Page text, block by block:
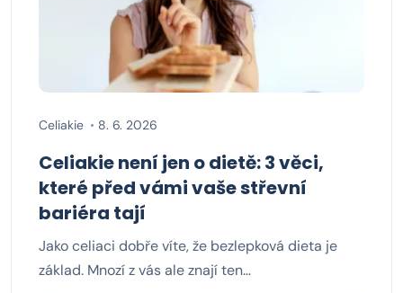
Celiakie 8. 6. 2026
Celiakie není jen o dietě: 3 věci,
které před vámi vaše střevní
bariéra tají
Jako celiaci dobře víte, že bezlepková dieta je
základ. Mnozí z vás ale znají ten…